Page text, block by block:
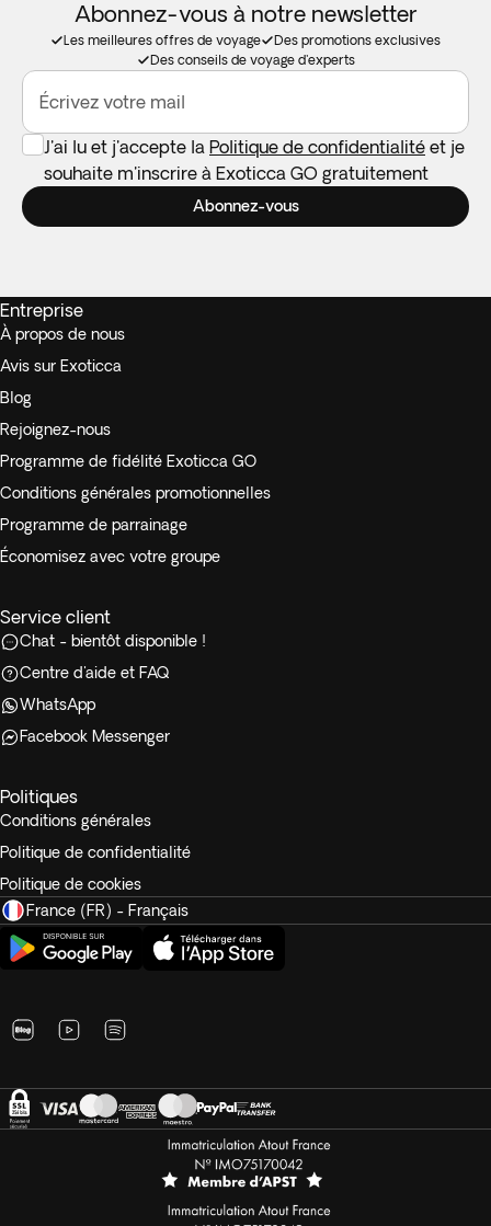
Abonnez-vous à notre newsletter
Les meilleures offres de voyage
Des promotions exclusives
Des conseils de voyage d'experts
Écrivez votre mail
J'ai lu et j'accepte la Politique de confidentialité et je
souhaite m'inscrire à Exoticca GO gratuitement
Abonnez-vous
Entreprise
À propos de nous
Avis sur Exoticca
Blog
Rejoignez-nous
Programme de fidélité Exoticca GO
Conditions générales promotionnelles
Programme de parrainage
Économisez avec votre groupe
Service client
Chat - bientôt disponible !
Centre d'aide et FAQ
WhatsApp
Facebook Messenger
Politiques
Conditions générales
Politique de confidentialité
Politique de cookies
France (FR) - Français